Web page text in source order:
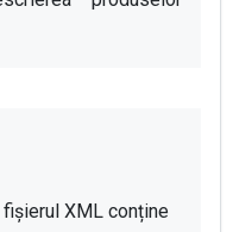
XML conține